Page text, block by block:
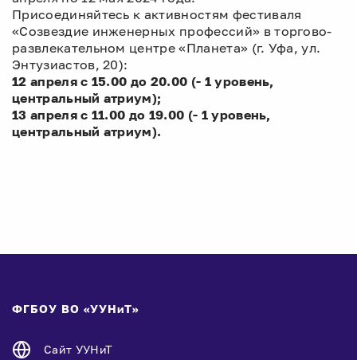
Присоединяйтесь к активностям фестиваля
«Созвездие инженерных профессий» в торгово-
развлекательном центре «Планета» (г. Уфа, ул.
Энтузиастов, 20):
12 апреля с 15.00 до 20.00 (- 1 уровень,
центральный атриум);
13 апреля с 11.00 до 19.00 (- 1 уровень,
центральный атриум).
ФГБОУ ВО «УУНиТ»
Сайт УУНиТ